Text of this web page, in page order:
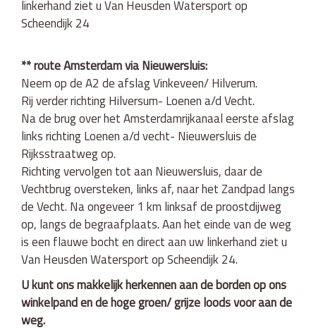
linkerhand ziet u Van Heusden Watersport op
Scheendijk 24
** route Amsterdam via Nieuwersluis:
Neem op de A2 de afslag Vinkeveen/ Hilverum.
Rij verder richting Hilversum- Loenen a/d Vecht.
Na de brug over het Amsterdamrijkanaal eerste afslag
links richting Loenen a/d vecht- Nieuwersluis de
Rijksstraatweg op.
Richting vervolgen tot aan Nieuwersluis, daar de
Vechtbrug oversteken, links af, naar het Zandpad langs
de Vecht. Na ongeveer 1 km linksaf de proostdijweg
op, langs de begraafplaats. Aan het einde van de weg
is een flauwe bocht en direct aan uw linkerhand ziet u
Van Heusden Watersport op Scheendijk 24.
U kunt ons makkelijk herkennen aan de borden op ons
winkelpand en de hoge groen/ grijze loods voor aan de
weg.